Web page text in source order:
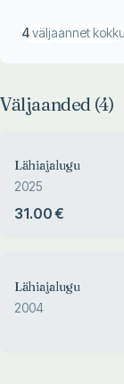
4väljaannet kokku
Väljaanded (4)
Lähiajalugu
2025
31.00 €
Lähiajalugu
2004